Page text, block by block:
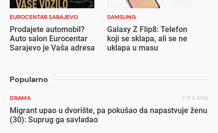
EUROCENTAR SARAJEVO
Prodajete automobil?
Auto salon Eurocentar
Sarajevo je Vaša adresa
SAMSUNG
Galaxy Z Flip8: Telefon
koji se sklapa, ali se ne
uklapa u masu
Popularno
DRAMA 7 H 6 MIN
Migrant upao u dvorište, pa pokušao da napastvuje ženu
(30): Suprug ga savladao